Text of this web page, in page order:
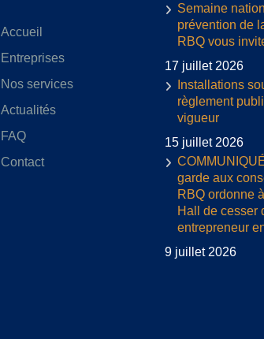
Accueil
Entreprises
Nos services
Actualités
FAQ
Contact
Semaine
prévention de
RBQ vous
17 juillet 2026
Installations
règlement
vigueur
15 juillet 2026
garde aux
RBQ ordonne
Hall de cesser
entrepreneur
9 juillet 2026